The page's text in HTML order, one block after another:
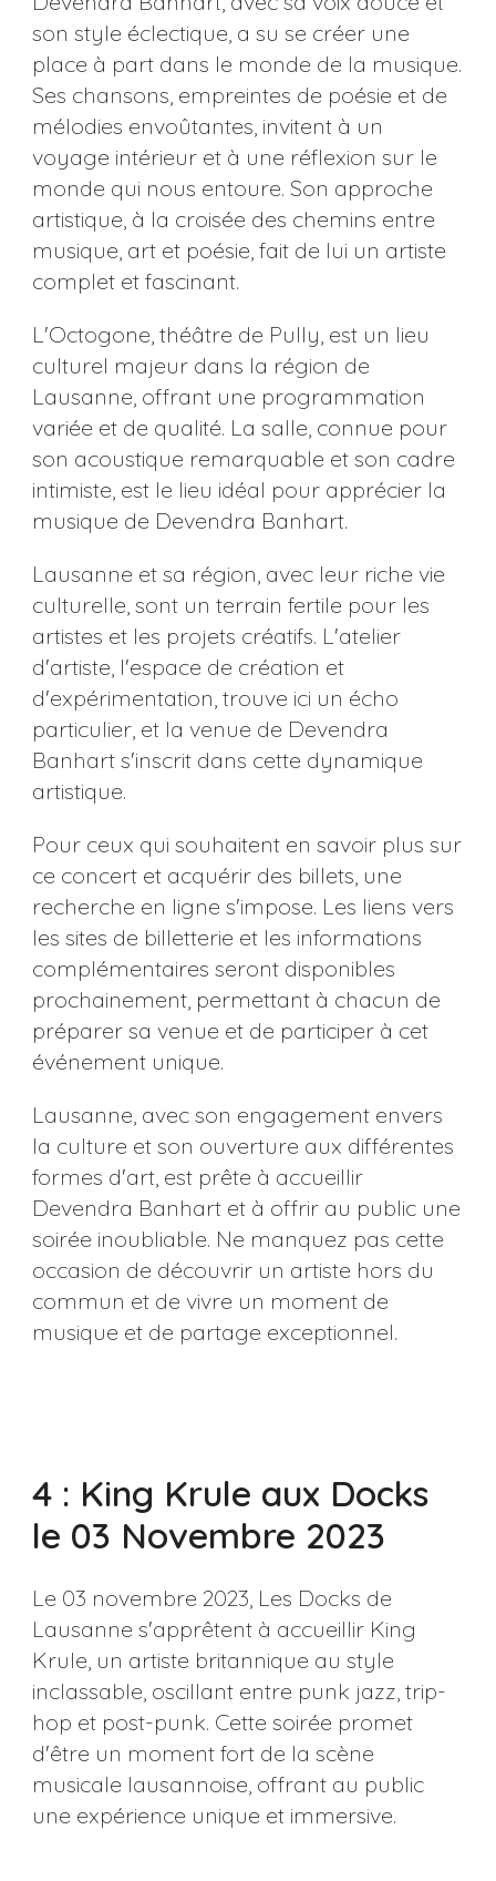
son style éclectique, a su se créer une
place à part dans le monde de la musique.
Ses chansons, empreintes de poésie et de
mélodies envoûtantes, invitent à un
voyage intérieur et à une réflexion sur le
monde qui nous entoure. Son approche
artistique, à la croisée des chemins entre
musique, art et poésie, fait de lui un artiste
complet et fascinant.
L'Octogone, théâtre de Pully, est un lieu
culturel majeur dans la région de
Lausanne, offrant une programmation
variée et de qualité. La salle, connue pour
son acoustique remarquable et son cadre
intimiste, est le lieu idéal pour apprécier la
musique de Devendra Banhart.
Lausanne et sa région, avec leur riche vie
culturelle, sont un terrain fertile pour les
artistes et les projets créatifs. L'atelier
d'artiste, l'espace de création et
d'expérimentation, trouve ici un écho
particulier, et la venue de Devendra
Banhart s'inscrit dans cette dynamique
artistique.
Pour ceux qui souhaitent en savoir plus sur
ce concert et acquérir des billets, une
recherche en ligne s'impose. Les liens vers
les sites de billetterie et les informations
complémentaires seront disponibles
prochainement, permettant à chacun de
préparer sa venue et de participer à cet
événement unique.
Lausanne, avec son engagement envers
la culture et son ouverture aux différentes
formes d'art, est prête à accueillir
Devendra Banhart et à offrir au public une
soirée inoubliable. Ne manquez pas cette
occasion de découvrir un artiste hors du
commun et de vivre un moment de
musique et de partage exceptionnel.
4 : King Krule aux Docks
le 03 Novembre 2023
Le 03 novembre 2023, Les Docks de
Lausanne s'apprêtent à accueillir King
Krule, un artiste britannique au style
inclassable, oscillant entre punk jazz, trip-
hop et post-punk. Cette soirée promet
d'être un moment fort de la scène
musicale lausannoise, offrant au public
une expérience unique et immersive.